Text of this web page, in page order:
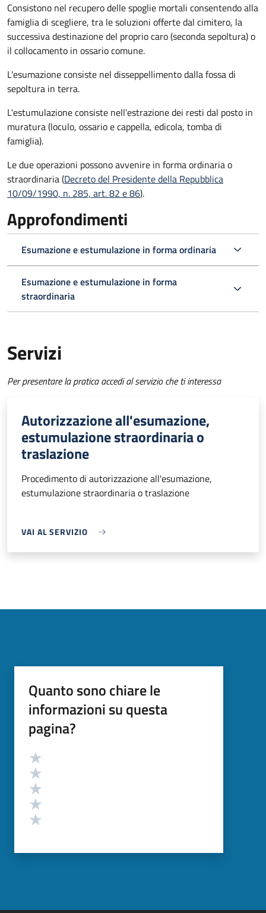
Consistono nel recupero delle spoglie mortali consentendo alla
famiglia di scegliere, tra le soluzioni offerte dal cimitero, la
successiva destinazione del proprio caro (seconda sepoltura)o
il collocamento in ossario comune.
L'esumazione consiste nel disseppellimento dalla fossa di
sepoltura in terra.
L'estumulazione consiste nell'estrazione dei resti dal posto in
muratura (loculo, ossario e cappella, edicola, tomba di
famiglia).
Le due operazioni possono avvenire in forma ordinaria o
straordinaria (Decreto del Presidente della Repubblica
10/09/1990, n. 285, art. 82 e 86).
Approfondimenti
Esumazione e estumulazione in forma ordinaria
Esumazione e estumulazione in forma
straordinaria
Servizi
Per presentare la pratica accedi al servizio che ti interessa
Autorizzazione all'esumazione,
estumulazione straordinaria o
traslazione
Procedimento di autorizzazione all'esumazione,
estumulazione straordinaria o traslazione
VAI AL SERVIZIO
Quanto sono chiare le
informazioni su questa
pagina?
Valutazione